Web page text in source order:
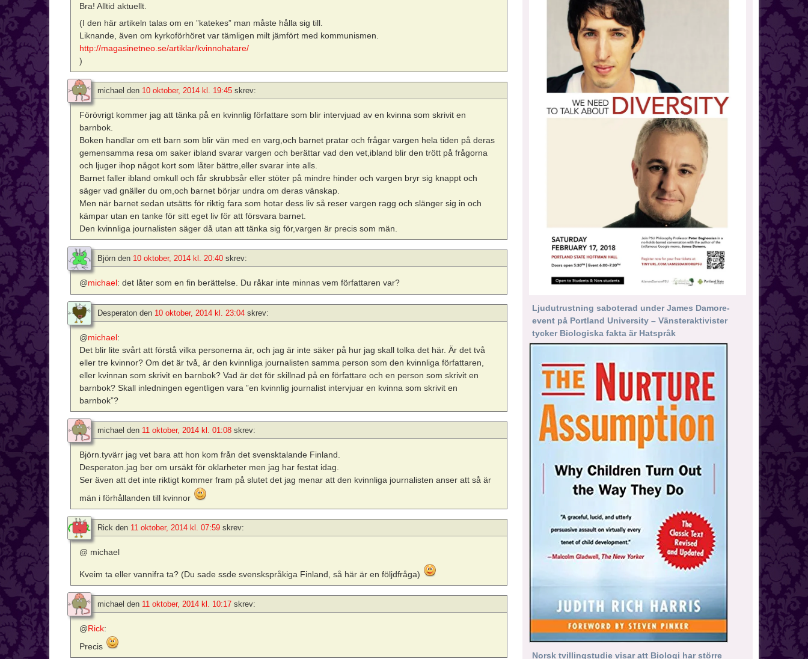
Bra! Alltid aktuellt.
(I den här artikeln talas om en ”katekes” man måste hålla sig till.
Liknande, även om kyrkoförhöret var tämligen milt jämfört med kommunismen.
http://magasinetneo.se/artiklar/kvinnohatare/
)
michael den 10 oktober, 2014 kl. 19:45 skrev:
Förövrigt kommer jag att tänka på en kvinnlig författare som blir intervjuad av en kvinna som skrivit en
barnbok.
Boken handlar om ett barn som blir vän med en varg,och barnet pratar och frågar vargen hela tiden på deras
gemensamma resa om saker ibland svarar vargen och berättar vad den vet,ibland blir den trött på frågorna
och ljuger ihop något kort som låter bättre,eller svarar inte alls.
Barnet faller ibland omkull och får skrubbsår eller stöter på mindre hinder och vargen bryr sig knappt och
säger vad gnäller du om,och barnet börjar undra om deras vänskap.
Men när barnet sedan utsätts för riktig fara som hotar dess liv så reser vargen ragg och slänger sig in och
kämpar utan en tanke för sitt eget liv för att försvara barnet.
Den kvinnliga journalisten säger då utan att tänka sig för,vargen är precis som män.
Björn den 10 oktober, 2014 kl. 20:40 skrev:
@michael: det låter som en fin berättelse. Du råkar inte minnas vem författaren var?
Desperaton den 10 oktober, 2014 kl. 23:04 skrev:
@michael:
Det blir lite svårt att förstå vilka personerna är, och jag är inte säker på hur jag skall tolka det här. Är det två
eller tre kvinnor? Om det är två, är den kvinnliga journalisten samma person som den kvinnliga författaren,
eller kvinnan som skrivit en barnbok? Vad är det för skillnad på en författare och en person som skrivit en
barnbok? Skall inledningen egentligen vara ”en kvinnlig journalist intervjuar en kvinna som skrivit en
barnbok”?
michael den 11 oktober, 2014 kl. 01:08 skrev:
Björn.tyvärr jag vet bara att hon kom från det svensktalande Finland.
Desperaton.jag ber om ursäkt för oklarheter men jag har festat idag.
Ser även att det inte riktigt kommer fram på slutet det jag menar att den kvinnliga journalisten anser att så är
män i förhållanden till kvinnor
Rick den 11 oktober, 2014 kl. 07:59 skrev:
@ michael
Kveim ta eller vannifra ta? (Du sade ssde svenskspråkiga Finland, så här är en följdfråga)
michael den 11 oktober, 2014 kl. 10:17 skrev:
@Rick:
Precis
Ljudutrustning saboterad under James Damore-
event på Portland University – Vänsteraktivister
tycker Biologiska fakta är Hatspråk
Norsk tvillingstudie visar att Biologi har större